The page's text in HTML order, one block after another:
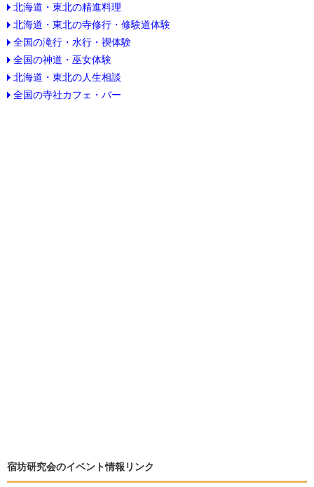
北海道・東北の精進料理
北海道・東北の寺修行・修験道体験
全国の滝行・水行・禊体験
全国の神道・巫女体験
北海道・東北の人生相談
全国の寺社カフェ・バー
宿坊研究会のイベント情報リンク